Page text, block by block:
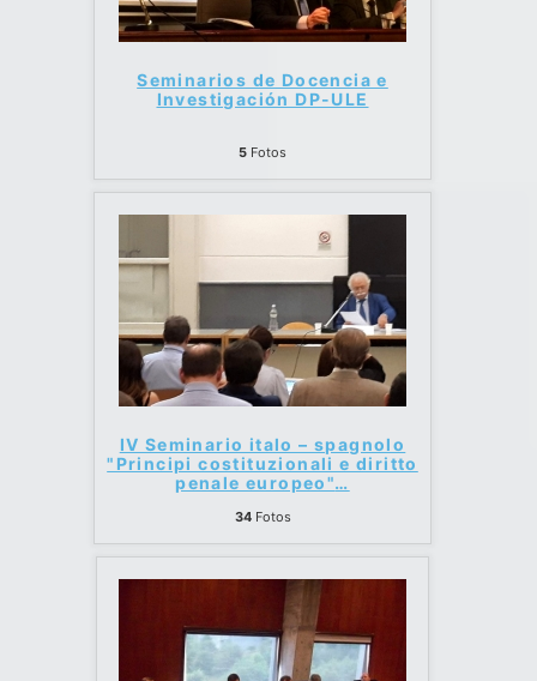
Seminarios de Docencia e
Investigación DP-ULE
5 Fotos
IV Seminario italo – spagnolo
"Principi costituzionali e diritto
penale europeo"…
34Fotos